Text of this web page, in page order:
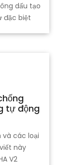
dấu tạo
đặc biệt
tự động
và các loại
này
V2